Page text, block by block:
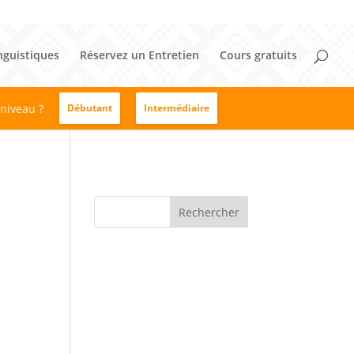
Réservez un Entretien Cours gratuits
? Débutant Intermédiaire